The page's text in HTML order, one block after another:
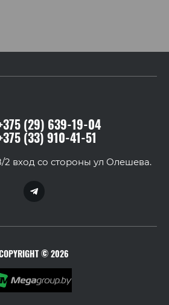
2 вход со стороны ул Олешева.
(29) 639-19-04
(33) 910-41-51
© 2026